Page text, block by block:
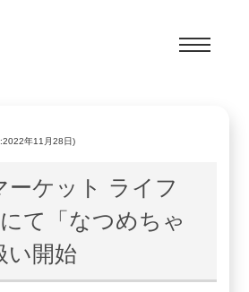
年11月28日)
ーケット ライフ
て「なつめちゃ
い開始